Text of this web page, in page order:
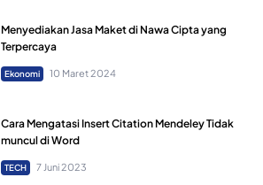
Menyediakan Jasa Maket di Nawa Cipta yang
Terpercaya
Ekonomi 10 Maret 2024
Cara Mengatasi Insert Citation Mendeley Tidak
muncul di Word
TECH 7 Juni 2023